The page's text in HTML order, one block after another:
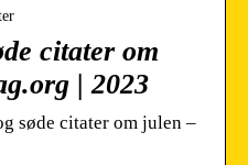
citater om
| 2023
søde citater om julen –